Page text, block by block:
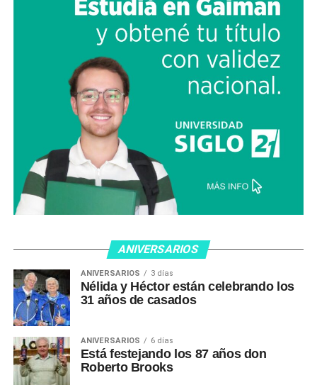
ANIVERSARIOS
ANIVERSARIOS 3 días
Nélida y Héctor están celebrando los
31 años de casados
ANIVERSARIOS 6 días
Está festejando los 87 años don
Roberto Brooks